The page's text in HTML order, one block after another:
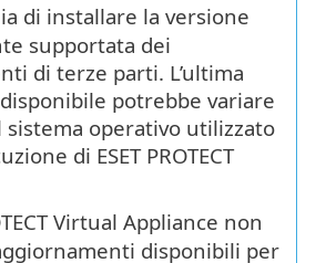
di installare la versione
supportata dei
di terze parti. L’ultima
potrebbe variare
sistema operativo utilizzato
di ESET PROTECT
Virtual Appliance non
disponibili per